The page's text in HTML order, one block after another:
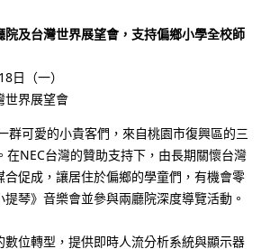
院及台灣世界展望會，支持偏鄉小學全校師
（一）
界展望會
群可愛的小貴客們，來自桃園市復興區的三
在NEC台灣的贊助支持下，由長期關懷台灣
促成，讓居住於偏鄉的學童們，有機會零
琴》音樂會並參與兩廳院深度導覽活動。
數位轉型，提供即時人流分析系統與顯示器